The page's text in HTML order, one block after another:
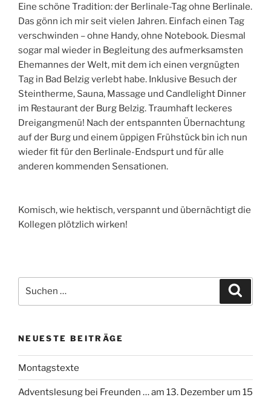
Eine schöne Tradition: der Berlinale-Tag ohne Berlinale.
Das gönn ich mir seit vielen Jahren. Einfach einen Tag
verschwinden – ohne Handy, ohne Notebook. Diesmal
sogar mal wieder in Begleitung des aufmerksamsten
Ehemannes der Welt, mit dem ich einen vergnügten
Tag in Bad Belzig verlebt habe. Inklusive Besuch der
Steintherme, Sauna, Massage und Candlelight Dinner
im Restaurant der Burg Belzig. Traumhaft leckeres
Dreigangmenü! Nach der entspannten Übernachtung
auf der Burg und einem üppigen Frühstück bin ich nun
wieder fit für den Berlinale-Endspurt und für alle
anderen kommenden Sensationen.
Komisch, wie hektisch, verspannt und übernächtigt die
Kollegen plötzlich wirken!
nach:
NEUESTE BEITRÄGE
Montagstexte
Adventslesung bei Freunden … am 13. Dezember um 15